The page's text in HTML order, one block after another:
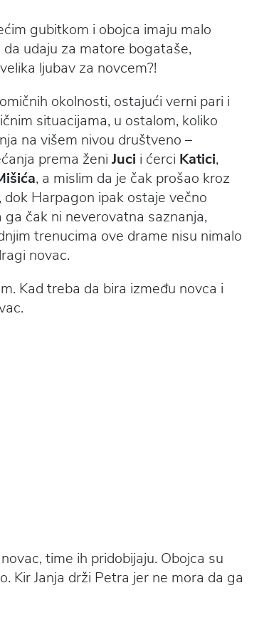
gubitkom i obojca imaju malo
udaju za matore bogataše,
ljubav za novcem?!
okolnosti, ostajući verni pari i
situacijama, u ostalom, koliko
na višem nivou društveno –
prema ženi Juci i ćerci Katici,
, a mislim da je čak prošao kroz
Harpagon ipak ostaje večno
čak ni neverovatna saznanja,
trenucima ove drame nisu nimalo
novac.
Kad treba da bira između novca i
time ih pridobijaju. Obojca su
Kir Janja drži Petra jer ne mora da ga